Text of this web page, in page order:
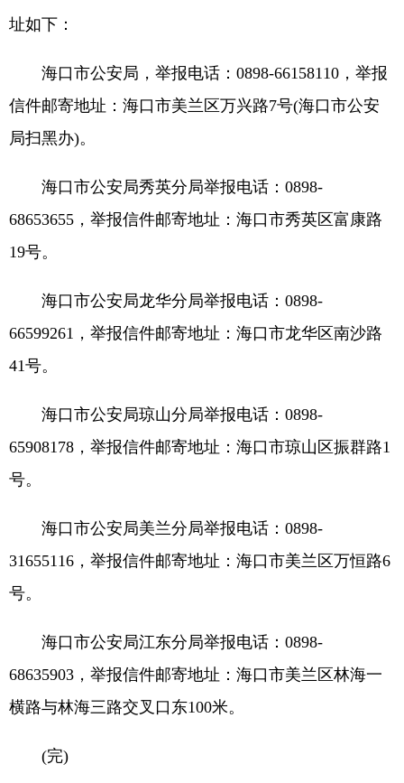
址如下：
海口市公安局，举报电话：0898-66158110，举报
信件邮寄地址：海口市美兰区万兴路7号(海口市公安
局扫黑办)。
海口市公安局秀英分局举报电话：0898-
68653655，举报信件邮寄地址：海口市秀英区富康路
19号。
海口市公安局龙华分局举报电话：0898-
66599261，举报信件邮寄地址：海口市龙华区南沙路
41号。
海口市公安局琼山分局举报电话：0898-
65908178，举报信件邮寄地址：海口市琼山区振群路1
号。
海口市公安局美兰分局举报电话：0898-
31655116，举报信件邮寄地址：海口市美兰区万恒路6
号。
海口市公安局江东分局举报电话：0898-
68635903，举报信件邮寄地址：海口市美兰区林海一
横路与林海三路交叉口东100米。
(完)